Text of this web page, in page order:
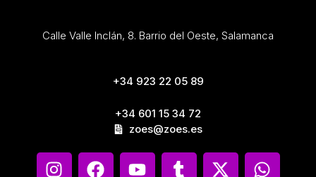
Calle Valle Inclán, 8. Barrio del Oeste, Salamanca
+34 923 22 05 89
+34 601 15 34 72
zoes@zoes.es